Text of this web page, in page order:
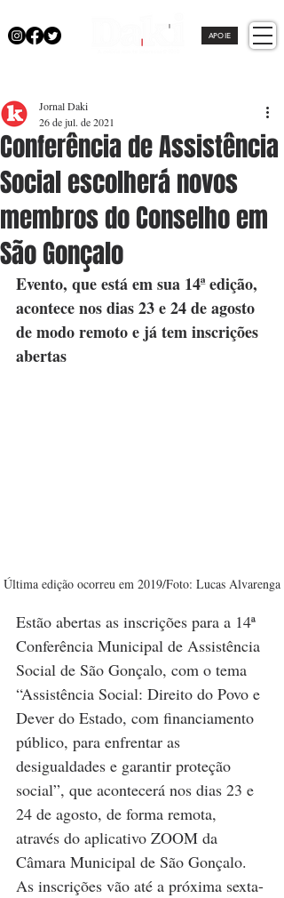
APOIE
Conferência de Assistência
Social escolherá novos
membros do Conselho em
São Gonçalo
Jornal Daki
26 de jul. de 2021
Evento, que está em sua 14ª edição,
acontece nos dias 23 e 24 de agosto
de modo remoto e já tem inscrições
abertas
Última edição ocorreu em 2019/Foto: Lucas Alvarenga
Estão abertas as inscrições para a 14ª
Conferência Municipal de Assistência
Social de São Gonçalo, com o tema
“Assistência Social: Direito do Povo e
Dever do Estado, com financiamento
público, para enfrentar as
desigualdades e garantir proteção
social”, que acontecerá nos dias 23 e
24 de agosto, de forma remota,
através do aplicativo ZOOM da
Câmara Municipal de São Gonçalo.
As inscrições vão até a próxima sexta-